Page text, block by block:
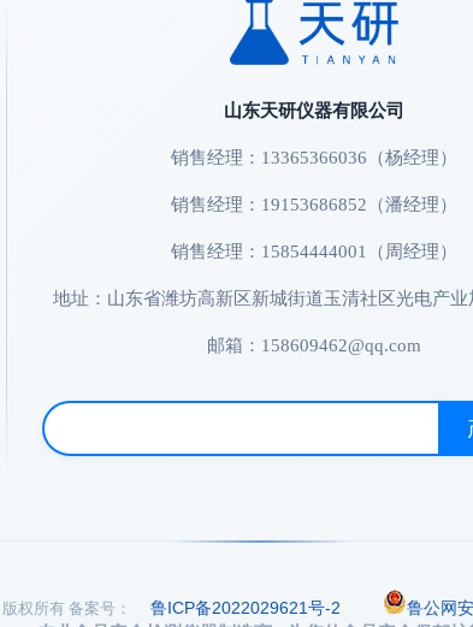
山东天研仪器有限公司
销售经理：13365366036（杨经理）
销售经理：19153686852（潘经理）
销售经理：15854444001（周经理）
地址：山东省潍坊高新区新城街道玉清社区光电产
邮箱：158609462@qq.com
版权所有备案号： 鲁ICP备2022029621号-2 鲁公网